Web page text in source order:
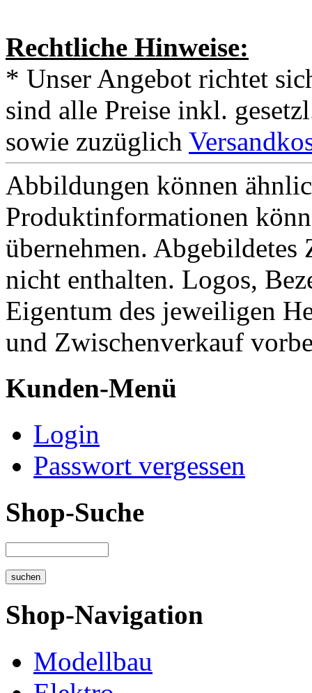
Rechtliche Hinweise:
* Unser Angebot richtet
sind alle Preise inkl.
sowie zuzüglich
Abbildungen können
Produktinformationen
übernehmen.
nicht enthalten. Logos,
Eigentum des jeweiligen
und Zwischenverkauf
Kunden-Menü
Login
Passwort vergessen
Shop-Suche
Shop-Navigation
Modellbau